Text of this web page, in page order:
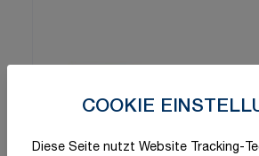
COOKIE
Diese Seite nutzt Website Tracking-